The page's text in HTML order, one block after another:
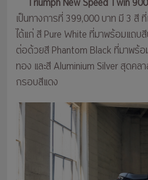
เป็นทางการที่ 399,000 บาท มี 3 สี
ได้แก่ สี Pure White ที่มาพร้อมแถบ
ต่อด้วยสี Phantom Black ที่มาพร้อ
ทอง และสี Aluminium Silver สุดคล
กรอบสีแดง